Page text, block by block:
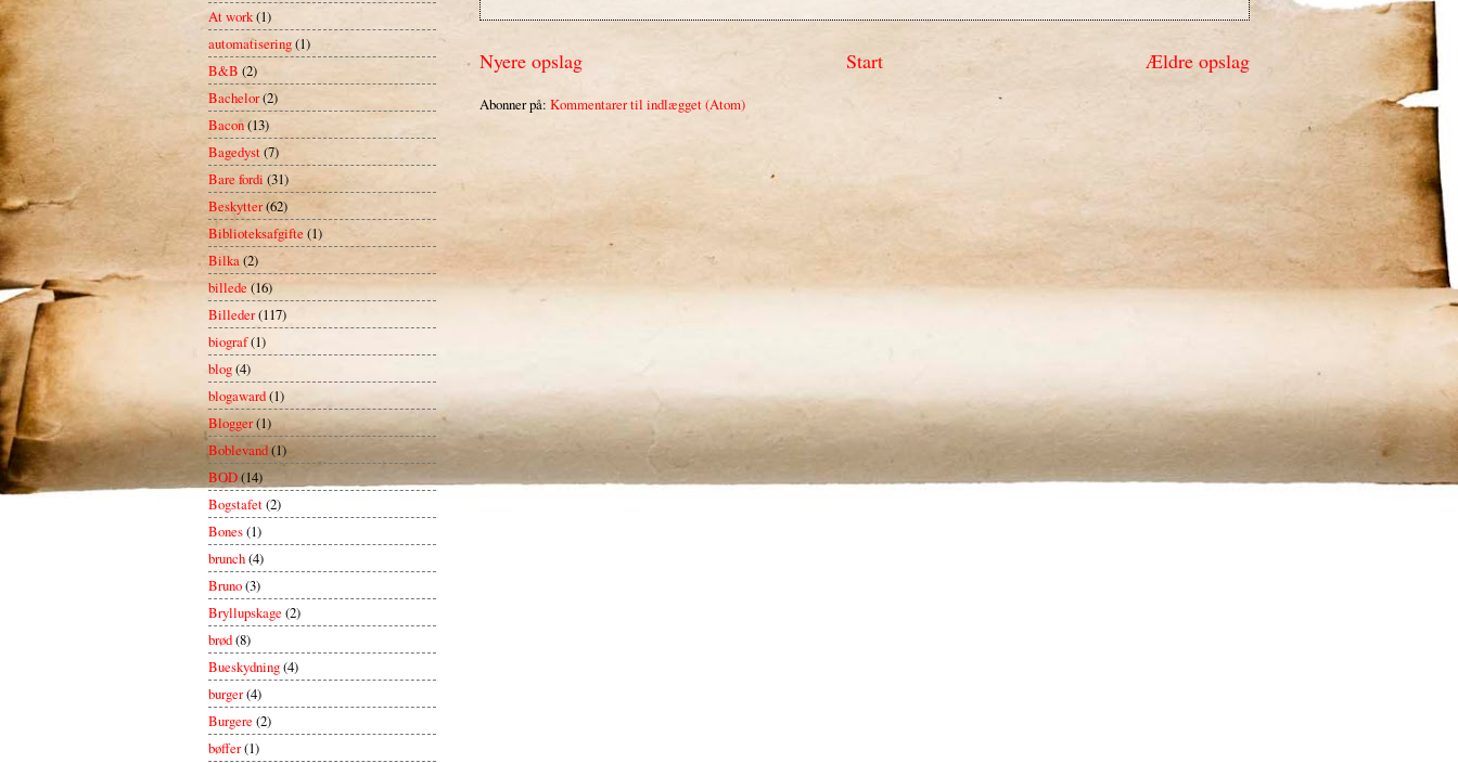
Nyere opslag Ældre opslag
Start
Abonner på: Kommentarer til indlægget (Atom)
At work(1)
automatisering(1)
B&B (2)
Bachelor(2)
Bacon(13)
Bagedyst(7)
Bare fordi (31)
Beskytter(62)
Biblioteksafgifte (1)
Bilka(2)
billede (16)
Billeder(117)
biograf(1)
blog(4)
blogaward(1)
Blogger(1)
Boblevand(1)
BOD(14)
Bogstafet(2)
Bones(1)
brunch(4)
Bruno(3)
Bryllupskage(2)
brød(8)
Bueskydning(4)
burger(4)
Burgere(2)
bøffer(1)